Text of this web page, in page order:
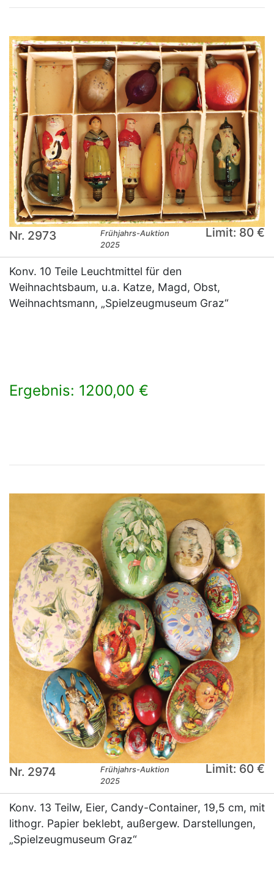
Nr. 2973
Frühjahrs-Auktion
2025
Limit: 80 €
Konv. 10 Teile Leuchtmittel für den
Weihnachtsbaum, u.a. Katze, Magd, Obst,
Weihnachtsmann, „Spielzeugmuseum Graz“
Ergebnis: 1200,00 €
Nr. 2974
Frühjahrs-Auktion
2025
Limit: 60 €
Konv. 13 Teilw, Eier, Candy-Container, 19,5 cm, mit
lithogr. Papier beklebt, außergew. Darstellungen,
„Spielzeugmuseum Graz“